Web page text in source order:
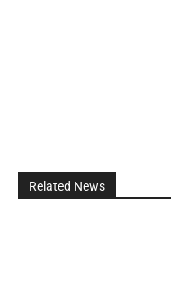
Related News